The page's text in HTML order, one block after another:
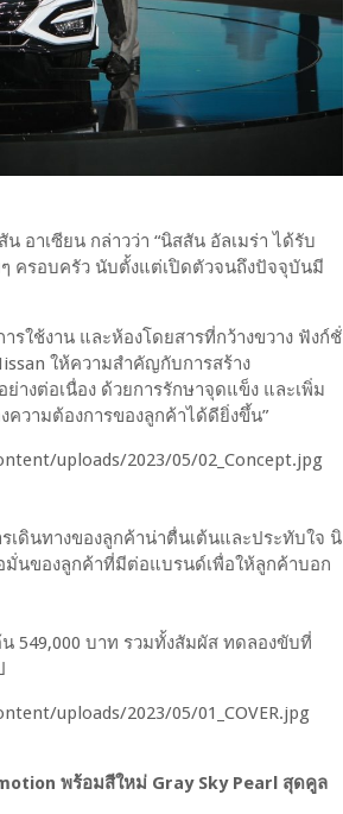
อาเซียน กล่าวว่า “นิสสัน อัลเมร่า ได้รับ
ครอบครัว นับตั้งแต่เปิดตัวจนถึงปัจจุบันมี
ใช้งาน และห้องโดยสารที่กว้างขวาง ฟังก์ชั่
ให้ความสำคัญกับการสร้าง
งต่อเนื่อง ด้วยการรักษาจุดแข็ง และเพิ่ม
วามต้องการของลูกค้าได้ดียิ่งขึ้น”
เดินทางของลูกค้าน่าตื่นเต้นและประทับใจ นิ
นของลูกค้าที่มีต่อแบรนด์เพื่อให้ลูกค้าบอก
549,000 บาท รวมทั้งสัมผัส ทดลองขับที่
พร้อมสีใหม่ Gray Sky Pearl สุดคูล